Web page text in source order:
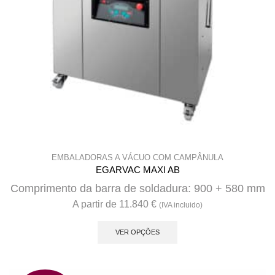
EMBALADORAS A VÁCUO COM CAMPÂNULA
EGARVAC MAXI AB
Comprimento da barra de soldadura: 900 + 580 mm
A partir de 11.840 € (IVA incluido)
VER OPÇÕES